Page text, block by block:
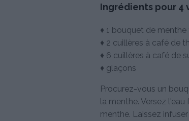
Ingrédients pour 4
♦ 1 bouquet de menthe
♦ 2 cuillères à café de
♦ 6 cuillères à café de
♦ glaçons
Procurez-vous un
la menthe. Versez
menthe. Laissez